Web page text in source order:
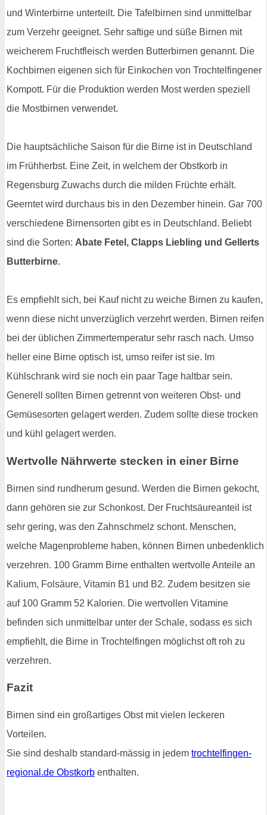
und Winterbirne unterteilt. Die Tafelbirnen sind unmittelbar
zum Verzehr geeignet. Sehr saftige und süße Birnen mit
weicherem Fruchtfleisch werden Butterbirnen genannt. Die
Kochbirnen eigenen sich für Einkochen von Trochtelfingener
Kompott. Für die Produktion werden Most werden speziell
die Mostbirnen verwendet.
Die hauptsächliche Saison für die Birne ist in Deutschland
im Frühherbst. Eine Zeit, in welchem der Obstkorb in
Regensburg Zuwachs durch die milden Früchte erhält.
Geerntet wird durchaus bis in den Dezember hinein. Gar 700
verschiedene Birnensorten gibt es in Deutschland. Beliebt
sind die Sorten: Abate Fetel, Clapps Liebling und Gellerts
Butterbirne.
Es empfiehlt sich, bei Kauf nicht zu weiche Birnen zu kaufen,
wenn diese nicht unverzüglich verzehrt werden. Birnen reifen
bei der üblichen Zimmertemperatur sehr rasch nach. Umso
heller eine Birne optisch ist, umso reifer ist sie. Im
Kühlschrank wird sie noch ein paar Tage haltbar sein.
Generell sollten Birnen getrennt von weiteren Obst- und
Gemüsesorten gelagert werden. Zudem sollte diese trocken
und kühl gelagert werden.
Wertvolle Nährwerte stecken in einer Birne
Birnen sind rundherum gesund. Werden die Birnen gekocht,
dann gehören sie zur Schonkost. Der Fruchtsäureanteil ist
sehr gering, was den Zahnschmelz schont. Menschen,
welche Magenprobleme haben, können Birnen unbedenklich
verzehren. 100 Gramm Birne enthalten wertvolle Anteile an
Kalium, Folsäure, Vitamin B1 und B2. Zudem besitzen sie
auf 100 Gramm 52 Kalorien. Die wertvollen Vitamine
befinden sich unmittelbar unter der Schale, sodass es sich
empfiehlt, die Birne in Trochtelfingen möglichst oft roh zu
verzehren.
Fazit
Birnen sind ein großartiges Obst mit vielen leckeren
Vorteilen.
Sie sind deshalb standard-mässig in jedem trochtelfingen-
regional.de Obstkorb enthalten.